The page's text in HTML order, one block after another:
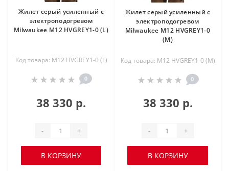
Жилет серый усиленный c
электроподогревом
Milwaukee M12 HVGREY1-0 (L)
Код товара: M12 HVGREY1-0 (L)
0
38 330 р.
- +
В КОРЗИНУ
Жилет серый усиленный c
электроподогревом
Milwaukee M12 HVGREY1-0
(M)
Код товара: M12 HVGREY1-0 (M)
0
38 330 р.
- +
В КОРЗИНУ